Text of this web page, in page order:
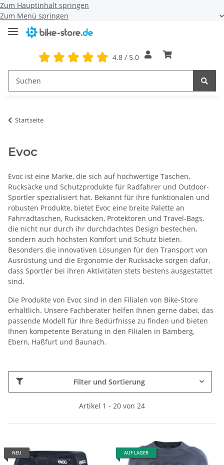
Zum Hauptinhalt springen
Zum Menü springen
4.8 / 5.0
Startseite
Evoc
Evoc ist eine Marke, die sich auf hochwertige Taschen,
Rucksäcke und Schutzprodukte für Radfahrer und Outdoor-
Sportler spezialisiert hat. Bekannt für ihre funktionalen und
robusten Produkte, bietet Evoc eine breite Palette an
Fahrradtaschen, Rucksäcken, Protektoren und Travel-Bags,
die nicht nur durch ihr durchdachtes Design bestechen,
sondern auch höchsten Komfort und Schutz bieten.
Besonders die innovativen Lösungen für den Transport von
Ausrüstung und die Ergonomie der Rucksäcke sorgen dafür,
dass Sportler bei ihren Aktivitäten stets bestens ausgestattet
sind.
Die Produkte von Evoc sind in den Filialen von Bike-Store
erhältlich. Unsere Fachberater helfen Ihnen gerne dabei, das
passende Modell für Ihre Bedürfnisse zu finden und bieten
Ihnen kompetente Beratung in den Filialen in Bamberg,
Ebern, Haßfurt und Baunach.
Filter und Sortierung
Artikel 1 - 20 von 24
NEU AUF LAGER